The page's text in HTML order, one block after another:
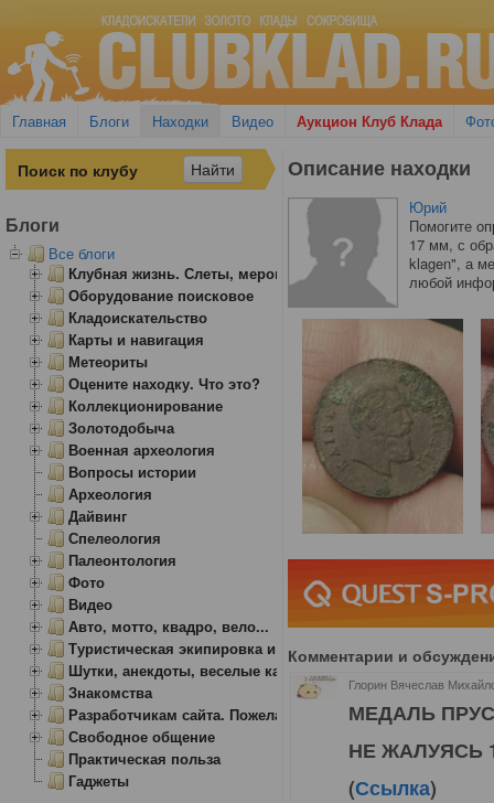
Главная Блоги Находки Видео Аукцион Клуб Клада
Описание находки
Юрий
Помогите
17 мм, с
klagen", а
любой
Комментарии и
Глорин Вячеслав
МЕДАЛЬ
НЕ ЖАЛУЯСЬ
(Ссылка)
Блоги
Все блоги
Клубная жизнь. Слеты, мероприятия
Оборудование поисковое
Кладоискательство
Карты и навигация
Метеориты
Оцените находку. Что это?
Коллекционирование
Золотодобыча
Военная археология
Вопросы истории
Археология
Дайвинг
Спелеология
Палеонтология
Фото
Видео
Авто, мотто, квадро, вело...
Туристическая экипировка и снаряжение
Шутки, анекдоты, веселые картинки
Знакомства
Разработчикам сайта. Пожелания, замечания.
Свободное общение
Практическая польза
Гаджеты